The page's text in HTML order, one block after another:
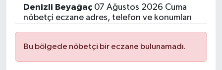
Denizli Beyağaç07 Ağustos 2026 Cuma
nöbetçi eczane adres, telefon ve konumları
Bu bölgede nöbetçi bir eczane bulunamadı.
Siyasetçi
Spor